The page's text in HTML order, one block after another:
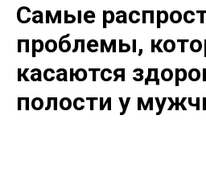
Самые
проблемы,
касаются
полости у